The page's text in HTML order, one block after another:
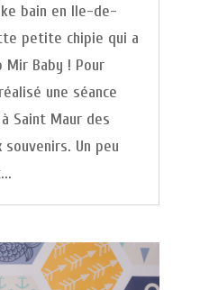
bain en Ile-de-
petite chipie qui a
Mir Baby ! Pour
une séance
Saint Maur des
Un peu